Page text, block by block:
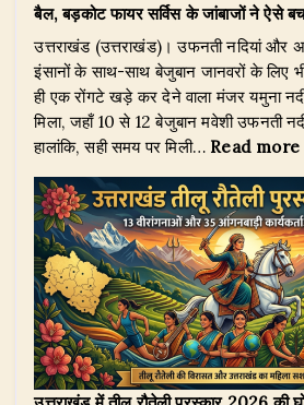
बैल, बड़कोट फायर सर्विस के जांबाजों ने ऐसे
उत्तराखंड (उत्तराखंड)। उफनती नदियां और
इंसानों के साथ-साथ बेजुबान जानवरों के लिए
ही एक रोंगटे खड़े कर देने वाला मंजर यमुना
मिला, जहाँ 10 से 12 बेजुबान मवेशी उफनती
हालांकि, सही समय पर मिली… Read more: